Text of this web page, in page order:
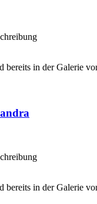
bereits in der Galerie
bereits in der Galerie